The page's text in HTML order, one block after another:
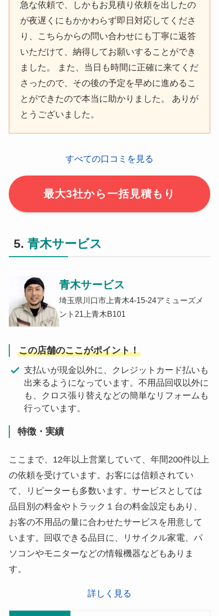
急な依頼で、しかもお見積り依頼を出したの
が夜遅くにもかかわらず即日対応してくださ
り、こちらからの問い合わせにも丁寧に返答
いただけて、納得してお願いすることができ
ました。 また、当日も時間に正確に来てくだ
さったので、その後の予定を早めに進めるこ
とができたので本当に助かりました。 ありが
とうございました。
すべての口コミを見る
最大3社から一括見積もり
5. 青木サービス
青木サービス
埼玉県川口市上青木4-15-24アミューズメ
ント21上青木B101
この店舗のここがポイント！
支払いが現金以外に、クレジットカード払いも
出来るようになっています。不用品回収以外に
も、クロス張り替えなどの簡単なリフォームも
行っています。
特徴・実績
ここまで、12年以上営業していて、年間200件以上
の依頼を受けています。お客には信頼されてい
て、リピーターも多数います。サービスとしては
品目別の料金やトラック１台の料金設定もあり、
お客の不用品の量に合わせたサービスを用意して
います。回収できる品目に、リサイクル家電、パ
ソコンやモニターなどの情報機器などもありま
す。
詳しく見る